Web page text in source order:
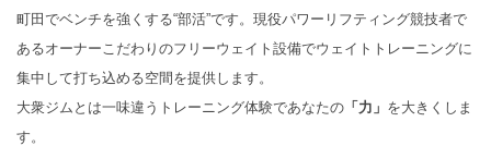
町田でベンチを強くする“部活”です。現役パワーリフティング競技者で
あるオーナーこだわりのフリーウェイト設備でウェイトトレーニングに
集中して打ち込める空間を提供します。
大衆ジムとは一味違うトレーニング体験であなたの 「力」 を大きくしま
す。